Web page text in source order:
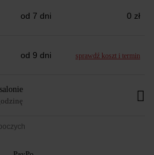
od 7 dni 0 zł
od 9 dni sprawdź koszt i termin